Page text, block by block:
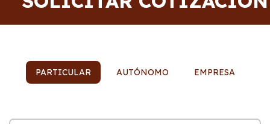
PARTICULAR AUTÓNOMO EMPRESA